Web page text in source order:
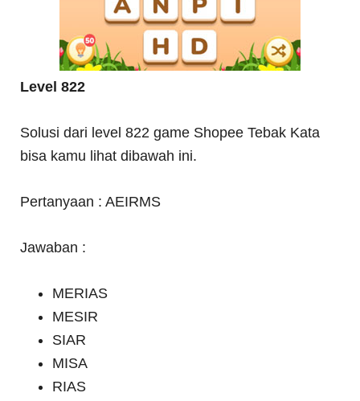
Level 822
Solusi dari level 822 game Shopee Tebak Kata
bisa kamu lihat dibawah ini.
Pertanyaan : AEIRMS
Jawaban :
MERIAS
MESIR
SIAR
MISA
RIAS